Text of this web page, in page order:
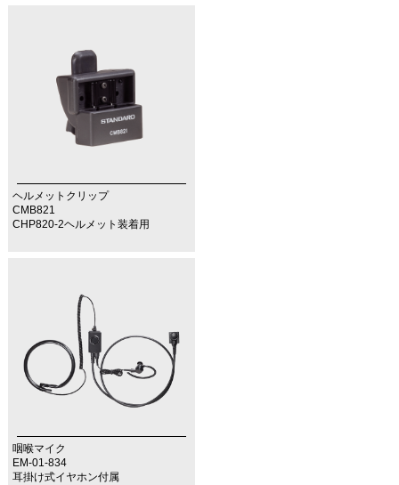
ヘルメットクリップ
CMB821
CHP820-2ヘルメット装着用
咽喉マイク
EM-01-834
耳掛け式イヤホン付属